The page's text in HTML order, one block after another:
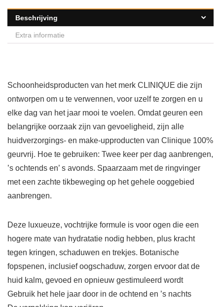
Beschrijving
Extra informatie
Schoonheidsproducten van het merk CLINIQUE die zijn
ontworpen om u te verwennen, voor uzelf te zorgen en u
elke dag van het jaar mooi te voelen. Omdat geuren een
belangrijke oorzaak zijn van gevoeligheid, zijn alle
huidverzorgings- en make-upproducten van Clinique 100%
geurvrij. Hoe te gebruiken: Twee keer per dag aanbrengen,
’s ochtends en’ s avonds. Spaarzaam met de ringvinger
met een zachte tikbeweging op het gehele ooggebied
aanbrengen.
Deze luxueuze, vochtrijke formule is voor ogen die een
hogere mate van hydratatie nodig hebben, plus kracht
tegen kringen, schaduwen en trekjes. Botanische
fopspenen, inclusief oogschaduw, zorgen ervoor dat de
huid kalm, gevoed en opnieuw gestimuleerd wordt
Gebruik het hele jaar door in de ochtend en ’s nachts